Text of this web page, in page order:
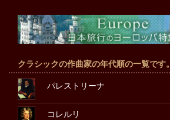
クラシックの作曲家の年代順の一覧です。
パレストリーナ
コレルリ